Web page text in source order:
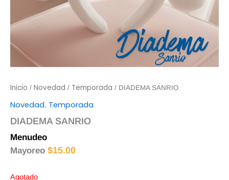
Inicio / Novedad / Temporada / DIADEMA SANRIO
Novedad, Temporada
DIADEMA SANRIO
Menudeo
Mayoreo $15.00
Agotado